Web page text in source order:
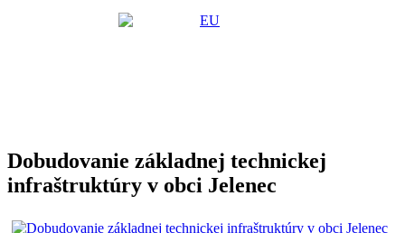
Dobudovanie základnej technickej
infraštruktúry v obci Jelenec